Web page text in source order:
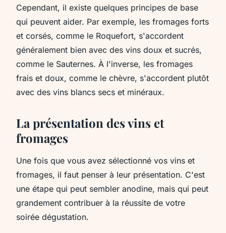
Cependant, il existe quelques principes de base
qui peuvent aider. Par exemple, les fromages forts
et corsés, comme le Roquefort, s'accordent
généralement bien avec des vins doux et sucrés,
comme le Sauternes. À l'inverse, les fromages
frais et doux, comme le chèvre, s'accordent plutôt
avec des vins blancs secs et minéraux.
La présentation des vins et
fromages
Une fois que vous avez sélectionné vos vins et
fromages, il faut penser à leur présentation. C'est
une étape qui peut sembler anodine, mais qui peut
grandement contribuer à la réussite de votre
soirée dégustation.